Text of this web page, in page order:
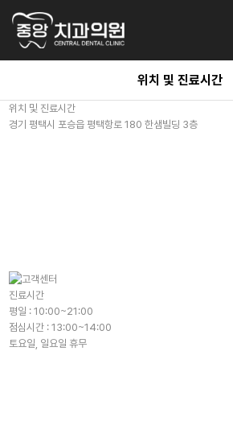
위치 및 진료시간
위치 및 진료시간
경기 평택시 포승읍 평택항로 180 한샘빌딩 3층
진료시간
평일 : 10:00~21:00
점심시간 : 13:00~14:00
토요일, 일요일 휴무